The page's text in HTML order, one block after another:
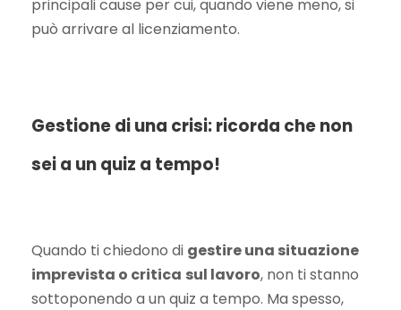
principali cause per cui, quando viene meno, si
può arrivare al licenziamento.
Gestione di una crisi: ricorda che non
sei a un quiz a tempo!
Quando ti chiedono di gestire una situazione
imprevista o critica sul lavoro, non ti stanno
sottoponendo a un quiz a tempo. Ma spesso,